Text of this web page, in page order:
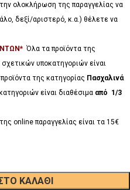
ολοκλήρωση της παραγγελίας να
δεξί/αριστερό, κ.α.) θέλετε να
Όλα τα προϊόντα της
υποκατηγοριών είναι
της κατηγορίας Πασχαλινά
είναι διαθέσιμα από 1/3
online παραγγελίας είναι τα 15€
ΚΑΛΆΘΙ